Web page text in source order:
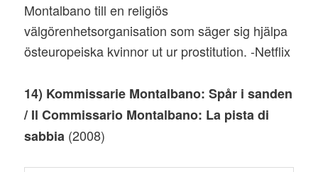
Montalbano till en religiös
välgörenhetsorganisation som säger sig hjälpa
östeuropeiska kvinnor ut ur prostitution. -Netflix
14) Kommissarie Montalbano: Spår i sanden
/ Il Commissario Montalbano: La pista di
sabbia (2008)